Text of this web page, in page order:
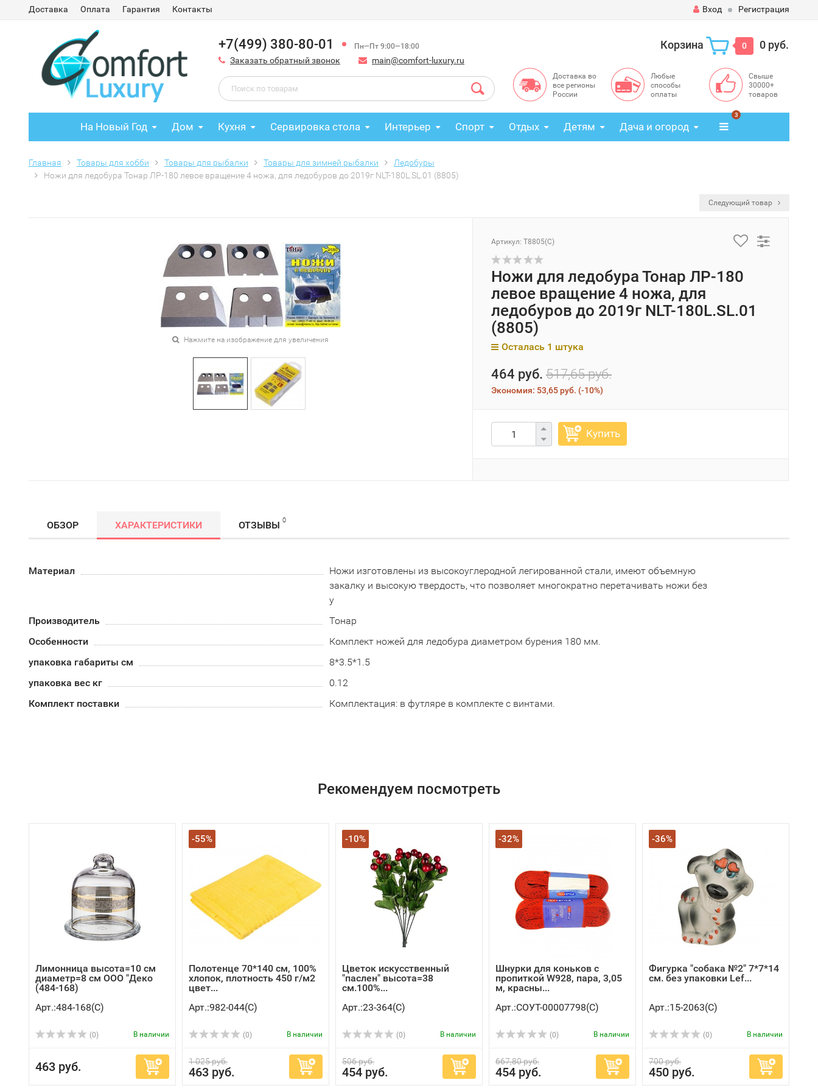
Доставка Оплата Гарантия Контакты Вход Регистрация
+7(499) 380-80-01 Пн—Пт 9:00—18:00
Заказать обратный звонок main@comfort-luxury.ru
Корзина 0 0 руб.
Доставка во
все регионы
России
Любые
способы
оплаты
Свыше
30000+
товаров
На Новый Год Дом Кухня Сервировка стола Интерьер Спорт Отдых Детям Дача и огород
3
Главная Товары для хобби Товары для рыбалки Товары для зимней рыбалки
Ледобуры
Ножи для ледобура Тонар ЛР-180 левое вращение 4 ножа, для ледобуров до 2019г NLT-180L.SL.01 (8805)
Следующий товар
Нажмите на изображение для увеличения
Артикул: Т8805(C)
Ножи для ледобура Тонар ЛР-180
левое вращение 4 ножа, для
ледобуров до 2019г NLT-180L.SL.01
(8805)
Осталась 1 штука
464 руб. 517,65 руб.
Экономия: 53,65 руб. (-10%)
Купить
ОБЗОР ХАРАКТЕРИСТИКИ ОТЗЫВЫ 0
Материал
Ножи изготовлены из высокоуглеродной легированной стали, имеют объемную
закалку и высокую твердость, что позволяет многократно перетачивать ножи без
у
Производитель
Тонар
Особенности
Комплект ножей для ледобура диаметром бурения 180 мм.
упаковка габариты см
8*3.5*1.5
упаковка вес кг
0.12
Комплект поставки
Комплектация: в футляре в комплекте с винтами.
Рекомендуем посмотреть
Лимонница высота=10 см
диаметр=8 см ООО "Деко
(484-168)
Арт.:484-168(C)
(0) В наличии
463 руб.
-55%
Полотенце 70*140 см, 100%
хлопок, плотность 450 г/м2
цвет...
Арт.:982-044(C)
(0) В наличии
1 025 руб.
463 руб.
-10%
Цветок искусственный
"паслен" высота=38
см.100%...
Арт.:23-364(C)
(0) В наличии
506 руб.
454 руб.
-32%
Шнурки для коньков с
пропиткой W928, пара, 3,05
м, красны...
Арт.:СОУТ-00007798(C)
(0) В наличии
667,80 руб.
454 руб.
-36%
Фигурка "собака №2" 7*7*14
см. без упаковки Lef...
Арт.:15-2063(C)
(0) В наличии
700 руб.
450 руб.